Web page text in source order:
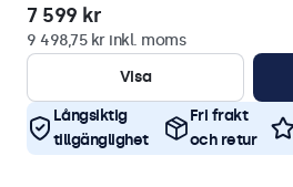
7 599 kr
9 498,75 kr inkl. moms
Visa
Långsiktig
tillgänglighet
Fri frakt
och retur